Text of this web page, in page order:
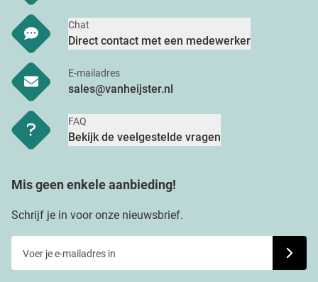
Chat
Direct contact met een medewerker
E-mailadres
sales@vanheijster.nl
FAQ
Bekijk de veelgestelde vragen
Mis geen enkele aanbieding!
Schrijf je in voor onze nieuwsbrief.